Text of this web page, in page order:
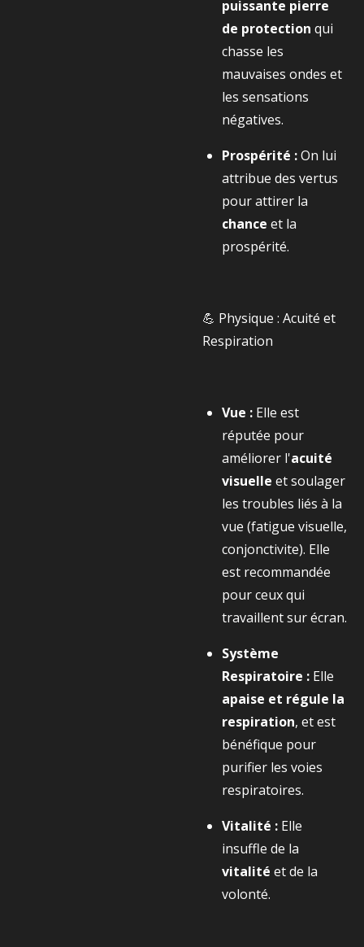
puissante pierre
de protection qui
chasse les
mauvaises ondes et
les sensations
négatives.
Prospérité :On lui
attribue des vertus
pour attirer la
chance et la
prospérité.
💪 Physique : Acuité et
Respiration
Vue : Elle est
réputée pour
améliorer l'acuité
visuelle et soulager
les troubles liés à la
vue (fatigue visuelle,
conjonctivite). Elle
est recommandée
pour ceux qui
travaillent sur écran.
Système
Respiratoire : Elle
apaise et régule la
respiration, et est
bénéfique pour
purifier les voies
respiratoires.
Vitalité : Elle
insuffle de la
vitalité et de la
volonté.